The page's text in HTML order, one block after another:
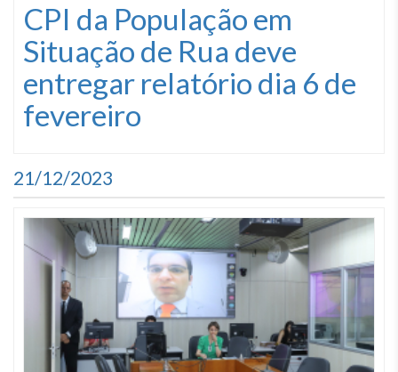
CPI da População em
Situação de Rua deve
entregar relatório dia 6 de
fevereiro
21/12/2023